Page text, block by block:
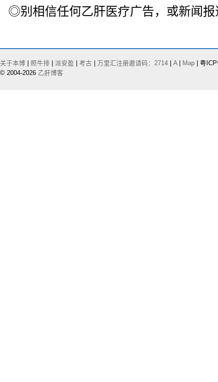
◎别相信任何乙肝医疗广告，或新闻报
关于本博 照牛排 派安盈 考古 万里汇注册邀请码：2714 A| Map | 粤
© 2004-2026 乙肝博客